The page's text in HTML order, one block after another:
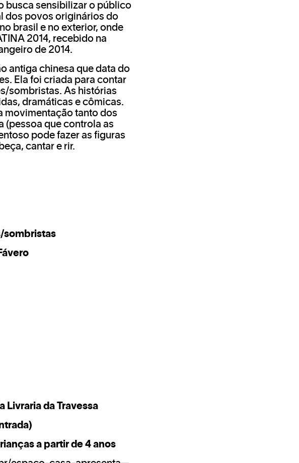
busca sensibilizar o público
dos povos originários do
brasil e no exterior, onde
2014, recebido na
de 2014.
antiga chinesa que data do
Ela foi criada para contar
sombristas. As histórias
dramáticas e cômicas.
movimentação tanto dos
(pessoa que controla as
pode fazer as figuras
cantar e rir.
sombristas
Livraria da Travessa
a partir de 4 anos